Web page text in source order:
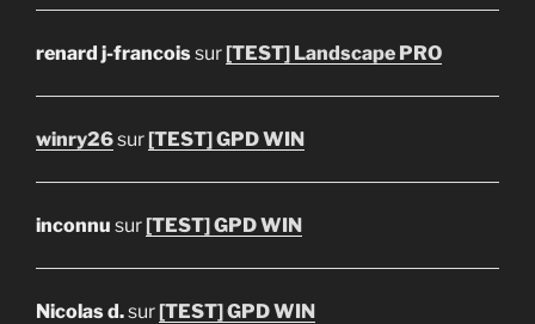
renard j-francoissur[TEST] Landscape PRO
winry26sur[TEST] GPD WIN
inconnu sur[TEST] GPD WIN
Nicolas d.sur[TEST] GPD WIN